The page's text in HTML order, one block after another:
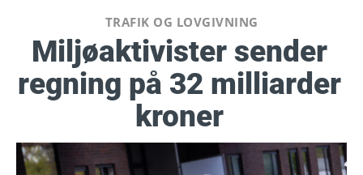
TRAFIK OG LOVGIVNING
Miljøaktivister sender
regning på 32 milliarder
kroner